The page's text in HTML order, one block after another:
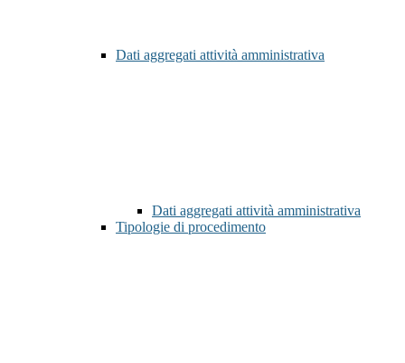
Dati aggregati attività amministrativa
Dati aggregati attività amministrativa
Tipologie di procedimento